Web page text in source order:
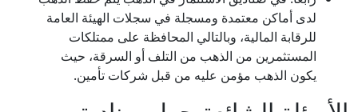
لدى أماكن معتمدة ومسجلة في سجلات الهيئة العامة
للرقابة المالية، وبالتالي المحافظة على ممتلكات
المستثمرين من الذهب من التلف أو السرقة، حيث
يكون الذهب مؤمن عليه من قبل شركات تأمين.